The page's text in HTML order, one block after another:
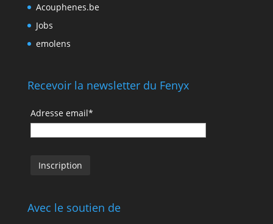
Acouphenes.be
Jobs
emolens
Recevoir la newsletter du Fenyx
Adresse email*
Avec le soutien de